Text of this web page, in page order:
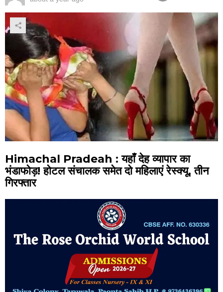
Himachal Pradeah : यहाँ देह व्यापार का
भंडाफोड़! होटल संचालक समेत दो महिलाएं रेस्क्यू, तीन
गिरफ्तार